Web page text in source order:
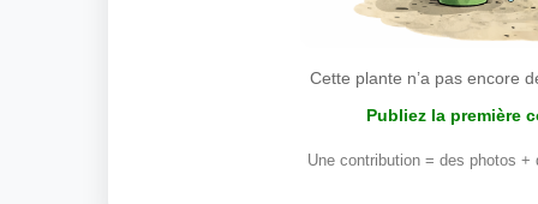
Cette plante n’a pas encore
Publiez la première
Une contribution = des photos